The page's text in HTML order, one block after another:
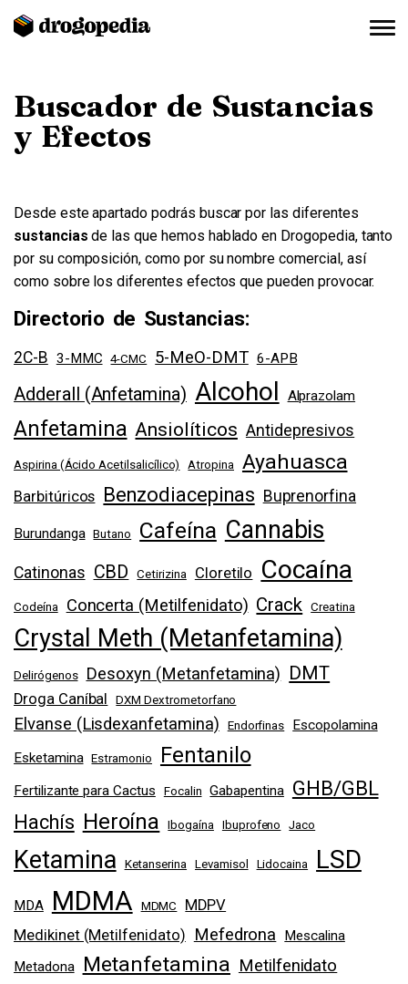
Buscador de Sustancias
y Efectos
Desde este apartado podrás buscar por las diferentes
sustancias de las que hemos hablado en Drogopedia, tanto
por su composición, como por su nombre comercial, así
como sobre los diferentes efectos que pueden provocar.
Directorio de Sustancias:
2C-B 3-MMC 4-CMC 5-MeO-DMT 6-APB
Adderall (Anfetamina) Alcohol Alprazolam
Anfetamina Ansiolíticos Antidepresivos
Aspirina (Ácido Acetilsalicílico) Atropina Ayahuasca
Barbitúricos Benzodiacepinas Buprenorfina
Burundanga Butano Cafeína Cannabis
Catinonas CBD Cetirizina Cloretilo Cocaína
Codeína Concerta (Metilfenidato) Crack Creatina
Crystal Meth (Metanfetamina)
Delirógenos Desoxyn (Metanfetamina) DMT
Droga Caníbal DXM Dextrometorfano
Elvanse (Lisdexanfetamina) Endorfinas
Escopolamina
Esketamina Estramonio Fentanilo
Fertilizante para Cactus Focalin Gabapentina GHB/GBL
Hachís Heroína Ibogaína Ibuprofeno Jaco
Ketamina Ketanserina Levamisol Lidocaina LSD
MDA MDMA MDMC
MDPV
Medikinet (Metilfenidato)
Mefedrona
Mescalina
Metadona
Metanfetamina Metilfenidato